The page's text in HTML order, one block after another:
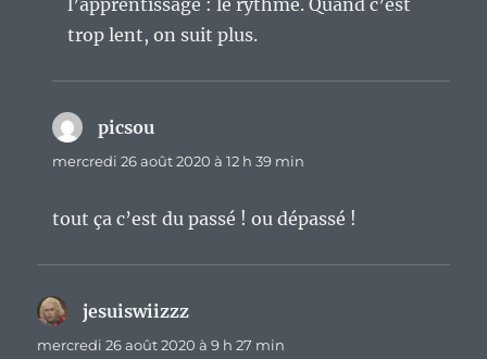
l’apprentissage : le rythme. Quand c’est
trop lent, on suit plus.
picsou
mercredi 26 août 2020 à 12 h 39 min
tout ça c’est du passé ! ou dépassé !
jesuiswiizzz
mercredi 26 août 2020 à 9 h 27 min